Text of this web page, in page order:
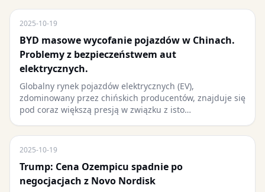
2025-10-19
BYD masowe wycofanie pojazdów w Chinach.
Problemy z bezpieczeństwem aut
elektrycznych.
Globalny rynek pojazdów elektrycznych (EV),
zdominowany przez chińskich producentów, znajduje się
pod coraz większą presją w związku z isto…
2025-10-19
Trump: Cena Ozempicu spadnie po
negocjacjach z Novo Nordisk